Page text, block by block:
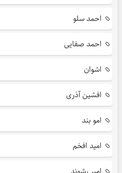
احمد سلو
احمد صفایی
اشوان
افشین آذری
امو بند
امید افخم